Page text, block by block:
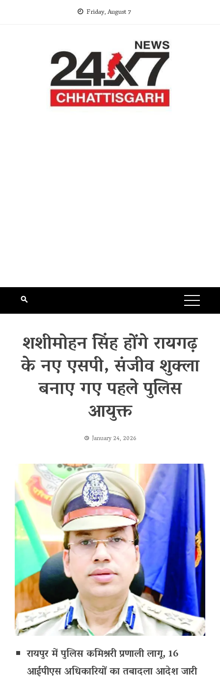
Friday, August 7
शशीमोहन सिंह होंगे रायगढ़
के नए एसपी, संजीव शुक्ला
बनाए गए पहले पुलिस
आयुक्त
January 24, 2026
रायपुर में पुलिस कमिश्नरी प्रणाली लागू, 16
आईपीएस अधिकारियों का तबादला आदेश जारी